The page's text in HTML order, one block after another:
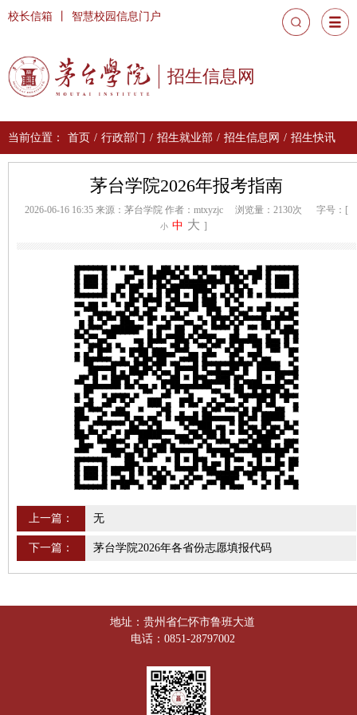
招生信息网
校长信箱 智慧校园信息门户
当前位置： 首页 / 行政部门 / 招生就业部 / 招生信息网 / 招生快讯
茅台学院2026年报考指南
2026-06-16 16:35 来源：茅台学院 作者：mtxyzjc 浏览量：2130次 字号：[
小 中 大 ]
上一篇： 无
下一篇： 茅台学院2026年各省份志愿填报代码
地址：贵州省仁怀市鲁班大道
电话：0851-28797002